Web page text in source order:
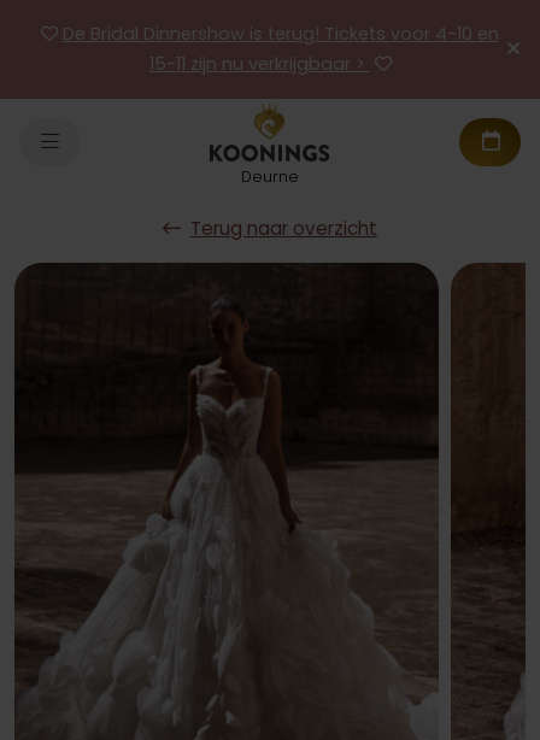
De Bridal Dinnershow is terug! Tickets voor 4-10 en
15-11 zijn nu verkrijgbaar >
Deurne
Terug naar overzicht